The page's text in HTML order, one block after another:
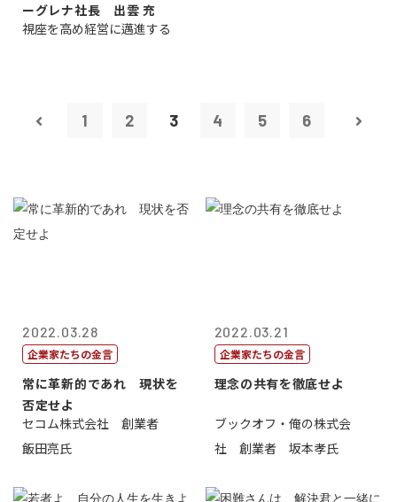
ーグレナ社長 出雲 充
視座を高め経営に邁進する
1 2 3 4 5 6
2022.03.28
企業家たちの金言
常に革新的であれ 現状を
否定せよ
セコム株式会社 創業者
飯田亮氏
2022.03.21
企業家たちの金言
理念の共有を徹底せよ
ブックオフ・俺の株式会
社 創業者 坂本孝氏